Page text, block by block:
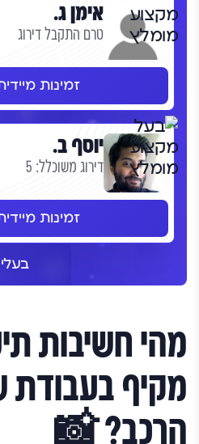
אימן ג.
טרם התקבל דירוג
זמינות
יוסף ב.
דירוג משוכלל: 5
זמינות
מהי חשיבות
מקיף בעבודת
הרכב? 📸